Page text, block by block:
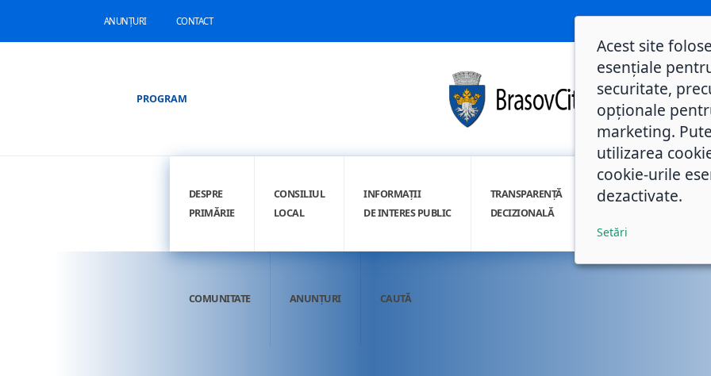
ANUNȚURI CONTACT
PROGRAM
DESPRE
PRIMĂRIE
CONSILIUL
LOCAL
INFORMAȚII
DE INTERES PUBLIC
TRANSPARENȚĂ
DECIZIONALĂ
INTEGRITATE
COMUNITATE ANUNȚURI CAUTĂ
Acest site
esențiale
securitate,
opționale
marketing.
utilizarea
cookie-urile
dezactivate.
Setări